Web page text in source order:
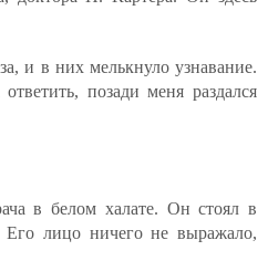
и в них мелькнуло узнавание.
позади меня раздался
в белом халате. Он стоял в
Его лицо ничего не выражало,